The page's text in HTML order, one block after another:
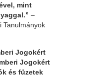
mint
–
Tanulmányok
Jogokért
Jogokért
és füzetek